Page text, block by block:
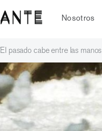
Nosotros
El pasado cabe entre las manos